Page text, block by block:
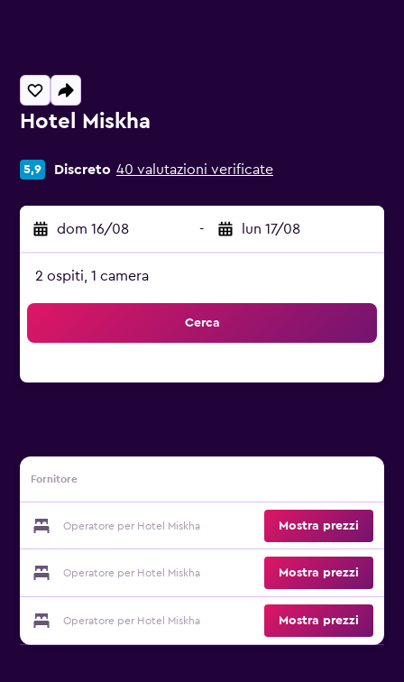
Hotel Miskha
5,9 Discreto 40 valutazioni verificate
dom 16/08 - lun 17/08
2 ospiti, 1 camera
Cerca
Fornitore
Operatore per Hotel Miskha Mostra prezzi
Operatore per Hotel Miskha Mostra prezzi
Operatore per Hotel Miskha Mostra prezzi